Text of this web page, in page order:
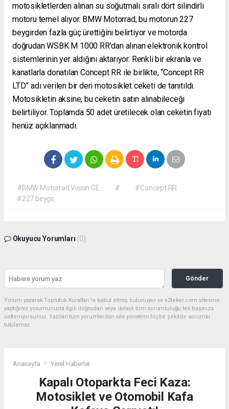
motosikletlerden alınan su soğutmalı sıralı dört silindirli
motoru temel alıyor. BMW Motorrad, bu motorun 227
beygirden fazla güç ürettiğini belirtiyor ve motorda
doğrudan WSBK M 1000 RR’dan alınan elektronik kontrol
sistemlerinin yer aldığını aktarıyor. Renkli bir ekranla ve
kanatlarla donatılan Concept RR ile birlikte, “Concept RR
LTD” adı verilen bir deri motosiklet ceketi de tanıtıldı.
Motosikletin aksine, bu ceketin satın alınabileceği
belirtiliyor. Toplamda 50 adet üretilecek olan ceketin fiyatı
henüz açıklanmadı.
#BMW Motorrad Vision CE #
#Concept RR
#227 beygir
Okuyucu Yorumları (0)
Gönder
Yorum yazarak Topluluk Kuralları’nı kabul etmiş bulunuyor ve a2teker.com sitesine
yaptığınız yorumunuzla ilgili doğrudan veya dolaylı tüm sorumluluğu tek başınıza
üstleniyorsunuz. Yazılan tüm yorumlardan site yönetimi hiçbir şekilde sorumlu
tutulamaz.
Anasayfa Yerel Haberler
Kapalı Otoparkta Feci Kaza:
Motosiklet ve Otomobil Kafa